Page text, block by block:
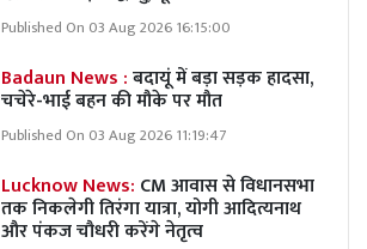
Published On 03 Aug 2026 16:15:00
Badaun News :बदायूं में बड़ा सड़क हादसा,
चचेरे-भाई बहन की मौके पर मौत
Published On 03 Aug 2026 11:19:47
Lucknow News: CM आवास से विधानसभा
तक निकलेगी तिरंगा यात्रा, योगी आदित्यनाथ
और पंकज चौधरी करेंगे नेतृत्व